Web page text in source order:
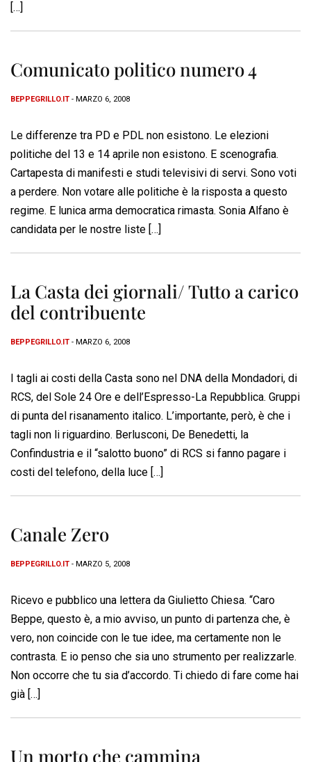
[…]
Comunicato politico numero 4
BEPPEGRILLO.IT - MARZO 6, 2008
Le differenze tra PD e PDL non esistono. Le elezioni
politiche del 13 e 14 aprile non esistono. E scenografia.
Cartapesta di manifesti e studi televisivi di servi. Sono voti
a perdere. Non votare alle politiche è la risposta a questo
regime. E lunica arma democratica rimasta. Sonia Alfano è
candidata per le nostre liste […]
La Casta dei giornali/ Tutto a carico
del contribuente
BEPPEGRILLO.IT - MARZO 6, 2008
I tagli ai costi della Casta sono nel DNA della Mondadori, di
RCS, del Sole 24 Ore e dell’Espresso-La Repubblica. Gruppi
di punta del risanamento italico. L’importante, però, è che i
tagli non li riguardino. Berlusconi, De Benedetti, la
Confindustria e il “salotto buono” di RCS si fanno pagare i
costi del telefono, della luce […]
Canale Zero
BEPPEGRILLO.IT - MARZO 5, 2008
Ricevo e pubblico una lettera da Giulietto Chiesa. “Caro
Beppe, questo è, a mio avviso, un punto di partenza che, è
vero, non coincide con le tue idee, ma certamente non le
contrasta. E io penso che sia uno strumento per realizzarle.
Non occorre che tu sia d’accordo. Ti chiedo di fare come hai
già […]
Un morto che cammina